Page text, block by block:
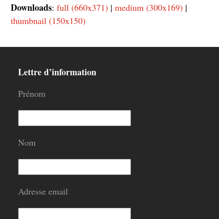
Downloads:full (660x371) |medium (300x169) |
thumbnail (150x150)
Lettre d’information
Prénom
Nom
Adresse email